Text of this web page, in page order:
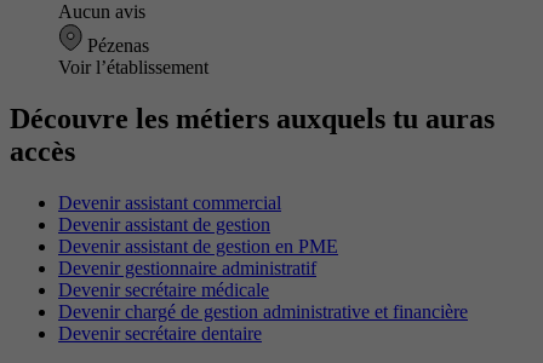
Aucun avis
Pézenas
Voir l’établissement
Découvre les métiers auxquels tu auras
accès
Devenir assistant commercial
Devenir assistant de gestion
Devenir assistant de gestion en PME
Devenir gestionnaire administratif
Devenir secrétaire médicale
Devenir chargé de gestion administrative et financière
Devenir secrétaire dentaire